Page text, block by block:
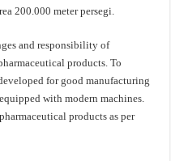
200.000 meter persegi.
and responsibility of
products. To
for good manufacturing
with modern machines.
products as per